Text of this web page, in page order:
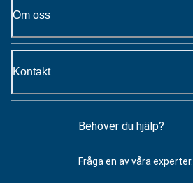
Om oss
Kontakt
Behöver du hjälp?
Fråga en av våra experter.